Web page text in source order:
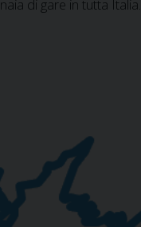
di gare in tutta Italia.